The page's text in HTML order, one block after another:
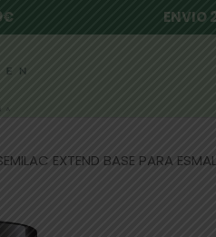
ENVIO
EXTEND BASE PARA